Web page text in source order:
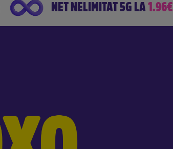
NET NELIMITAT 5GLA1.96€